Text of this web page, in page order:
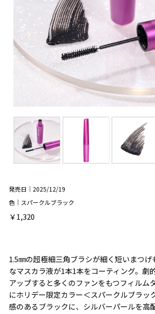
発売日｜2025/12/19
色｜スパークルブラック
￥1,320
1.5㎜の超極細三角ブラシが細く短いまつげ
なマスカラ液が1本1本をコーティング。劇
アップすると多くのファンをもつフィルム
にホリデー限定カラー＜スパークルブラッ
感のあるブラックに、シルバーパールを高